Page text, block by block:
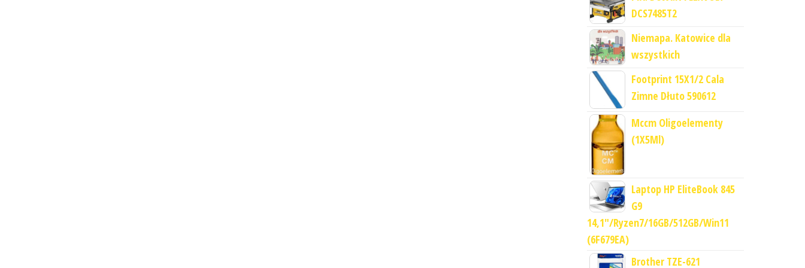
DCS7485T2
Niemapa. Katowice dla
wszystkich
Footprint 15X1/2 Cala
Zimne Dłuto 590612
Mccm Oligoelementy
(1X5Ml)
Laptop HP EliteBook 845
G9
14,1"/Ryzen7/16GB/512GB/Win11
(6F679EA)
Brother TZE-621